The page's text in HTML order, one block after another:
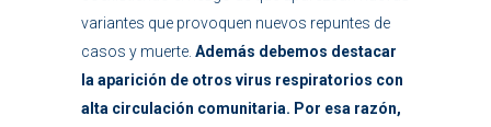
variantes que provoquen nuevos repuntes de
casos y muerte. Además debemos destacar
la aparición de otros virus respiratorios con
alta circulación comunitaria. Por esa razón,